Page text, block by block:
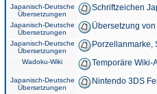
Japanisch-Deutsche
Übersetzungen
Schriftzeichen
Japanisch-Deutsche
Übersetzungen
Übersetzung
Japanisch-Deutsche
Übersetzungen
Porzellanmarke,
Wadoku-Wiki Temporäre Wiki-
Japanisch-Deutsche
Übersetzungen
Nintendo 3DS